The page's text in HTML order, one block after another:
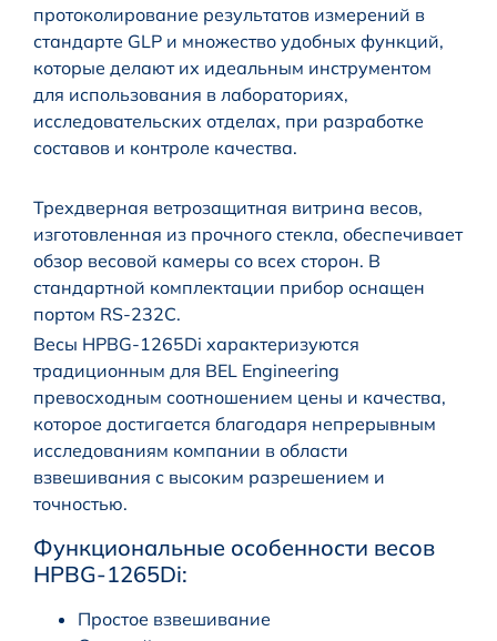
протоколирование результатов измерений в
стандарте GLP и множество удобных функций,
которые делают их идеальным инструментом
для использования в лабораториях,
исследовательских отделах, при разработке
составов и контроле качества.
Трехдверная ветрозащитная витрина весов,
изготовленная из прочного стекла, обеспечивает
обзор весовой камеры со всех сторон. В
стандартной комплектации прибор оснащен
портом RS-232C.
Весы HPBG-1265Di характеризуются
традиционным для BEL Engineering
превосходным соотношением цены и качества,
которое достигается благодаря непрерывным
исследованиям компании в области
взвешивания с высоким разрешением и
точностью.
Функциональные особенности весов
HPBG-1265Di:
Простое взвешивание